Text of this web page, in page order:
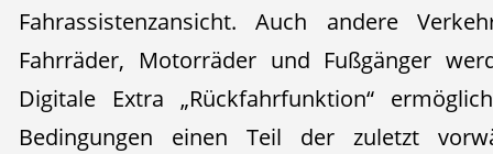
Fahrassistenzansicht. Auch andere
Fahrräder, Motorräder und Fußgänger
Digitale Extra „Rückfahrfunktion“
Bedingungen einen Teil der zuletzt